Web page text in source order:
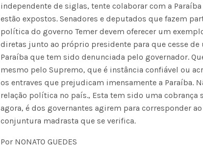
independente de siglas, tente colaborar com a
estão expostos. Senadores e deputados que fazem
política do governo Temer devem oferecer um
diretas junto ao próprio presidente para que cesse de
Paraíba que tem sido denunciada pelo governador.
mesmo pelo Supremo, que é instância confiável ou
os entraves que prejudicam imensamente a Paraíba.
relação política no país., Esta tem sido uma
agora, é dos governantes agirem para corresponder
conjuntura madrasta que se verifica.
Por NONATO GUEDES